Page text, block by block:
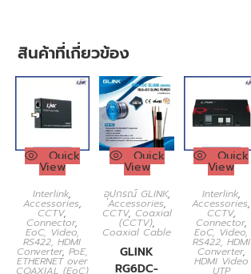
สินค้าที่เกี่ยวข้อง
Quick
View
Interlink,
Accessories,
CCTV,
Connector,
EoC, Video,
RS422, HDMI
Converter, PoE,
ETHERNET over
Quick
View
อุปกรณ์ GLINK,
Accessories,
CCTV, Coaxial
(CCTV),
Coaxial Cable
GLINK
RG6DC-
Quick
View
Interlink,
Accessories,
CCTV,
Connector,
EoC, Video,
RS422, HDMI
Converter,
HDMI Video